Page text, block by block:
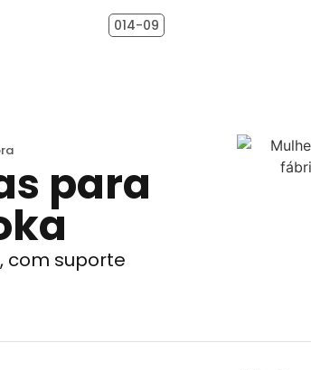
014-09
para
com suporte